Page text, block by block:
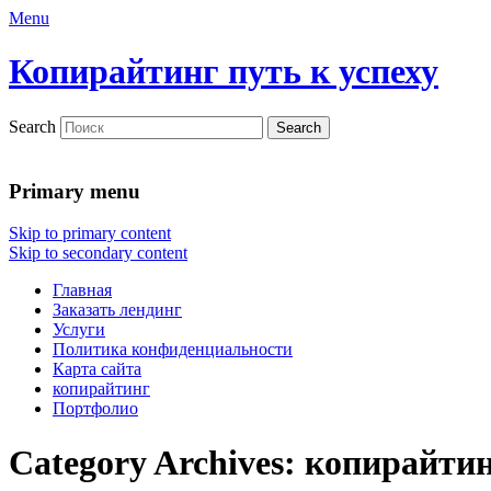
Menu
Копирайтинг путь к успеху
Search
Primary menu
Skip to primary content
Skip to secondary content
Главная
Заказать лендинг
Услуги
Политика конфиденциальности
Карта сайта
копирайтинг
Портфолио
Category Archives: